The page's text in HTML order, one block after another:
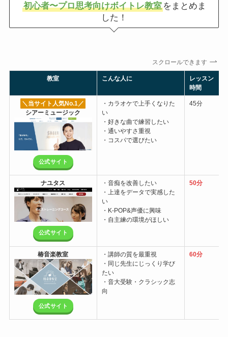
初心者〜プロ思考向けボイトレ教室をまとめま
した！
スクロールできます
教室 こんな人に
レッスン
時間
＼当サイト人気No.1／
シアーミュージック
公式サイト
・カラオケで上手くなりた
い
・好きな曲で練習したい
・通いやすさ重視
・コスパで選びたい
45分
ナユタス
公式サイト
・音痴を改善したい
・上達をデータで実感した
い
・K-POP&声優に興味
・自主練の環境がほしい
50分
椿音楽教室
公式サイト
・講師の質を最重視
・同じ先生にじっくり学び
たい
・音大受験・クラシック志
向
60分